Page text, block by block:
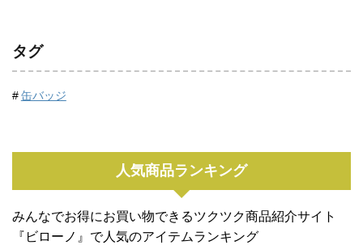
タグ
缶バッジ
人気商品ランキング
みんなでお得にお買い物できるツクツク商品紹介サイト
『ビローノ』で人気のアイテムランキング